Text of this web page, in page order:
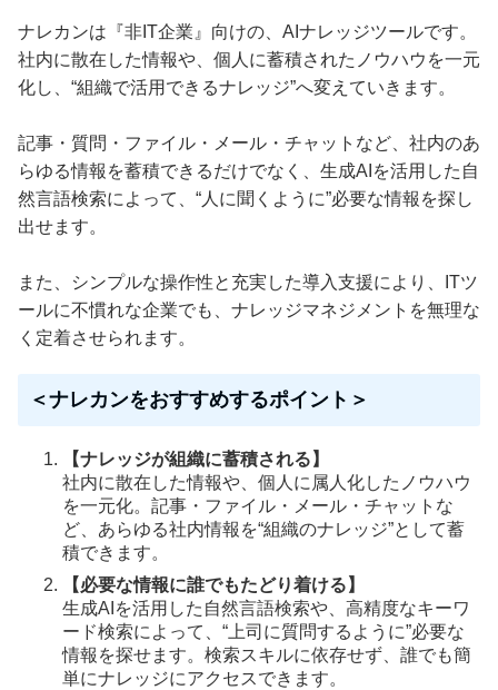
ナレカンは『非IT企業』向けの、AIナレッジツールです。
社内に散在した情報や、個人に蓄積されたノウハウを一元
化し、“組織で活用できるナレッジ”へ変えていきます。
記事・質問・ファイル・メール・チャットなど、社内のあ
らゆる情報を蓄積できるだけでなく、生成AIを活用した自
然言語検索によって、“人に聞くように”必要な情報を探し
出せます。
また、シンプルな操作性と充実した導入支援により、ITツ
ールに不慣れな企業でも、ナレッジマネジメントを無理な
く定着させられます。
＜ナレカンをおすすめするポイント＞
【ナレッジが組織に蓄積される】
社内に散在した情報や、個人に属人化したノウハウ
を一元化。記事・ファイル・メール・チャットな
ど、あらゆる社内情報を“組織のナレッジ”として蓄
積できます。
【必要な情報に誰でもたどり着ける】
生成AIを活用した自然言語検索や、高精度なキーワ
ード検索によって、“上司に質問するように”必要な
情報を探せます。検索スキルに依存せず、誰でも簡
単にナレッジにアクセスできます。